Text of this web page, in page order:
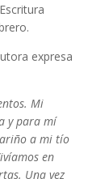
expresa
Mi
y para mí
a mi tío
en
Una vez